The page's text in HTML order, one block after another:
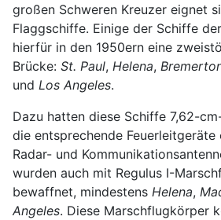
großen Schweren Kreuzer eignet
Flaggschiffe. Einige der Schiffe
hierfür in den 1950ern eine
Brücke: St. Paul, Helena,
und Los Angeles.
Dazu hatten diese Schiffe 7,62-
die entsprechende Feuerleitgeräte
Radar- und
wurden auch mit Regulus I-
bewaffnet, mindestens Helena,
Angeles. Diese Marschflugkörper